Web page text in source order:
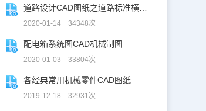
2020-01-14 34348次
配电箱系统图CAD机械制图
2020-01-03 33804次
各经典常用机械零件CAD图纸
2019-12-18 32931次